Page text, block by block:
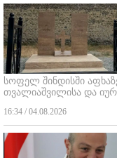
სოფელ შინდისში
თვალიაშვილისა და
16:34 / 04.08.2026